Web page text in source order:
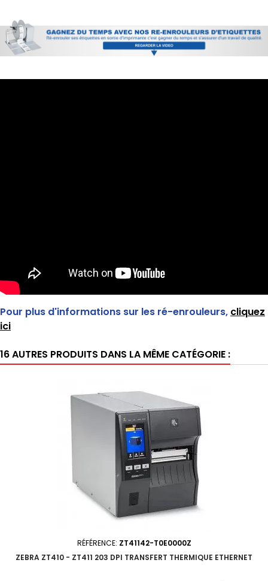
Pour plus d'informations sur les ré-enrouleurs, cliquez
ici
16 AUTRES PRODUITS DANS LA MÊME CATÉGORIE :
RÉFÉRENCE: ZT41142-T0E0000Z
ZEBRA ZT410 - ZT411 203 DPI TRANSFERT THERMIQUE ETHERNET